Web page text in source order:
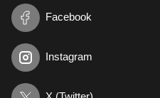
Facebook
Instagram